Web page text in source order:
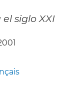
siglo XXI